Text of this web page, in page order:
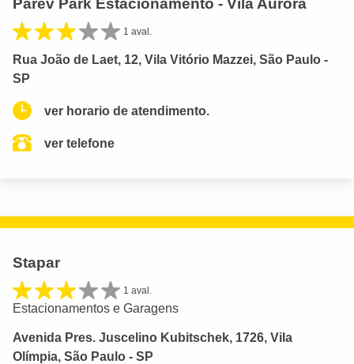
1 aval.
Rua João de Laet, 12, Vila Vitório Mazzei, São Paulo -
SP
ver horario de atendimento.
ver telefone
Stapar
1 aval.
Estacionamentos e Garagens
Avenida Pres. Juscelino Kubitschek, 1726, Vila
Olímpia, São Paulo - SP